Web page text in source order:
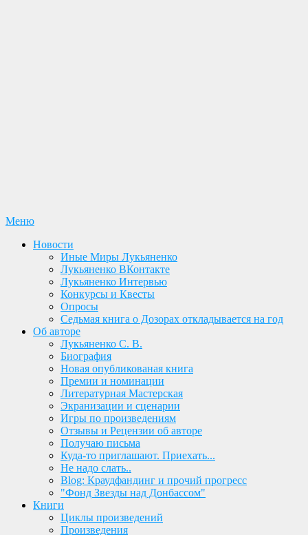
Перейти
содержимому
Меню
Новости
Иные Миры Лукьяненко
Лукьяненко ВКонтакте
Лукьяненко Интервью
Конкурсы и Квесты
Опросы
Седьмая книга о Дозорах откладывается на год
Об авторе
Лукьяненко С. В.
Биография
Новая опубликованая книга
Премии и номинации
Литературная Мастерская
Экранизации и сценарии
Игры по произведениям
Отзывы и Рецензии об авторе
Получаю письма
Куда-то приглашают. Приехать...
Не надо слать..
Blog: Краудфандинг и прочий прогресс
"Фонд Звезды над Донбассом"
Книги
Циклы произведений
Произведения